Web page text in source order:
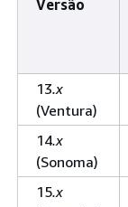
Versão
13.x
(Ventura)
14.x
(Sonoma)
15.x